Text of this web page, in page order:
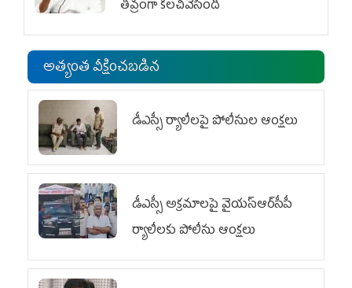
తీవ్రంగా కలచివేసింది
అత్యంత వీక్షించబడిన
డీఎస్సీ ర్యాలీలపై పోలీసుల ఆంక్షలు
డీఎస్సీ అక్రమాలపై వైయ‌స్ఆర్‌సీపీ
ర్యాలీలకు పోలీసు ఆంక్షలు